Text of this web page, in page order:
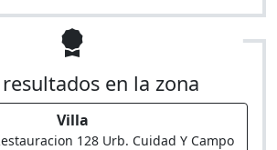
en la zona
Villa
128 Urb. Cuidad Y Campo